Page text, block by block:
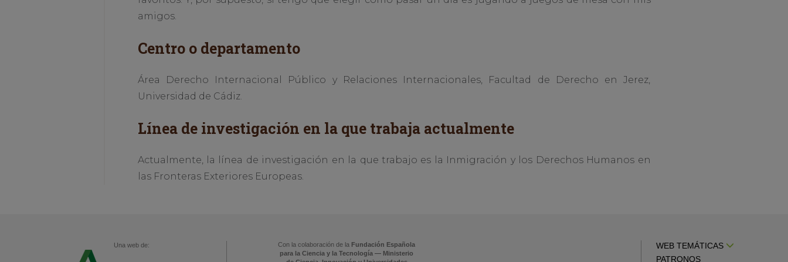
amigos.
Centro o departamento
Área Derecho Internacional Público y Relaciones Internacionales, Facultad de Derecho en Jerez,
Universidad de Cádiz.
Línea de investigación en la que trabaja actualmente
Actualmente, la línea de investigación en la que trabajo es la Inmigración y los Derechos Humanos en
las Fronteras Exteriores Europeas.
Una web de: Con la colaboración de la Fundación Española
para la Ciencia y la Tecnología — Ministerio
WEB TEMÁTICAS
PATRONOS